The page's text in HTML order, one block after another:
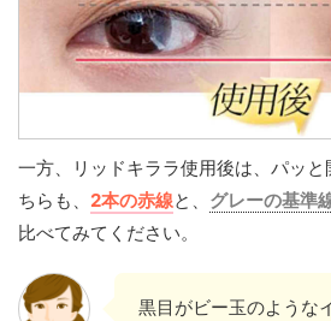
一方、リッドキララ使用後は、パッ
ちらも、 2本の赤線と、 グレーの基準
比べてみてください。
黒目がビー玉のような